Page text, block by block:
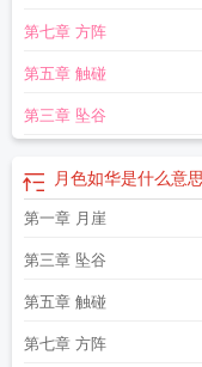
第七章 方阵
第五章 触碰
第三章 坠谷
月色如华是什么意思
第一章 月崖
第三章 坠谷
第五章 触碰
第七章 方阵